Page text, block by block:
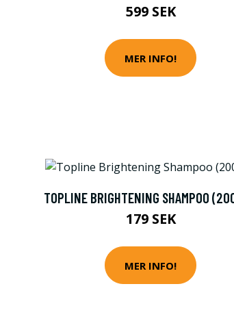
599 SEK
MER INFO!
TOPLINE BRIGHTENING SHAMPOO
179 SEK
MER INFO!